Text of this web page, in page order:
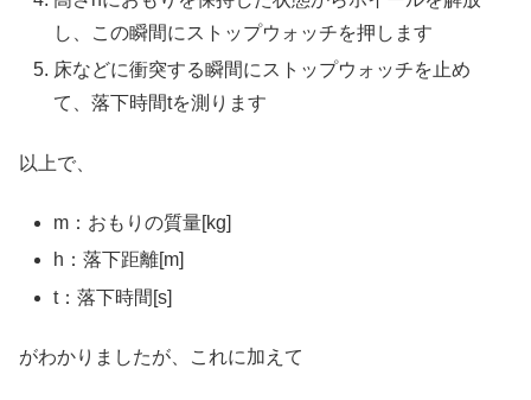
し、この瞬間にストップウォッチを押します
床などに衝突する瞬間にストップウォッチを止め
て、落下時間tを測ります
以上で、
m：おもりの質量[kg]
h：落下距離[m]
t：落下時間[s]
がわかりましたが、これに加えて